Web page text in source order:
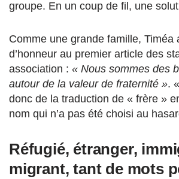
groupe. En un coup de fil, une
Comme une grande famille, Timéa
d’honneur au premier article des
association : « Nous sommes des
autour de la valeur de fraternité ».
donc de la traduction de « frère »
nom qui n’a pas été choisi au
Réfugié, étranger,
migrant, tant de mots